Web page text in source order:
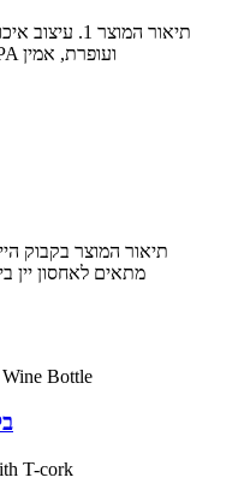
תיאור המוצר 1.
תיאור המוצר בקבוק
מתאים לאחסון יין